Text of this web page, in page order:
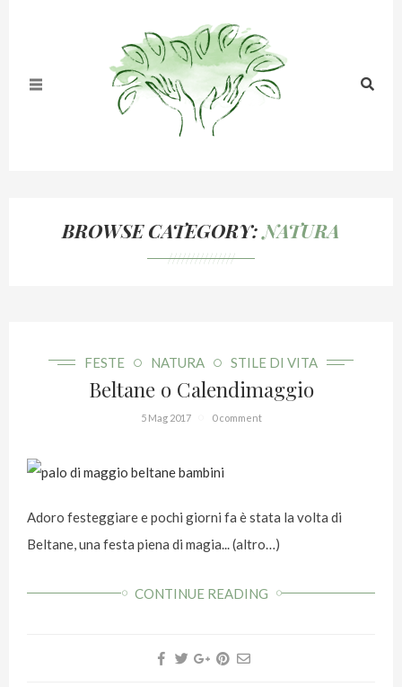
BROWSE CATEGORY:NATURA
///////////////
FESTE NATURA STILE DI VITA
Beltane o Calendimaggio
5 Mag 2017 0 comment
Adoro festeggiare e pochi giorni fa è stata la volta di
Beltane, una festa piena di magia... (altro…)
CONTINUE READING